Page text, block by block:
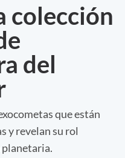
colección
del
que están
y revelan su rol